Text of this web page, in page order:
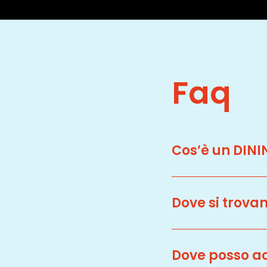
Faq
Cos’è un
ristoratore (
aperitivo o
L’obiettivo è
Dove si
si trovano.
Dove posso